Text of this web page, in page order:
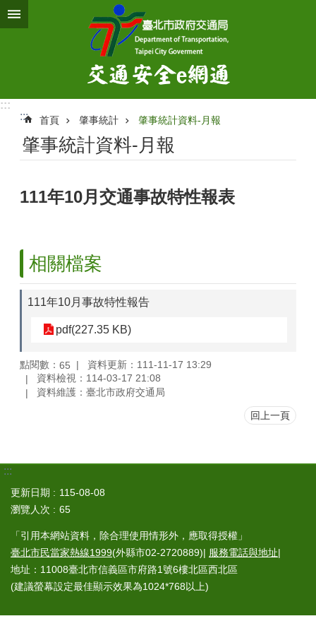
跳到主要內容區塊
:::
:::
首頁 肇事統計 肇事統計資料-月報
肇事統計資料-月報
111年10月交通事故特性報表
相關檔案
111年10月事故特性報告
pdf(227.35 KB)
點閱數： 65
資料更新：111-11-17 13:29
資料檢視：114-03-17 21:08
資料維護：臺北市政府交通局
回上一頁
:::
更新日期
115-08-08
瀏覽人次
65
「引用本網站資料，除合理使用情形外，應取得授權」
臺北市民當家熱線1999(外縣市02-2720889)| 服務電話與地址|
地址：11008臺北市信義區市府路1號6樓北區西北區
(建議螢幕設定最佳顯示效果為1024*768以上)